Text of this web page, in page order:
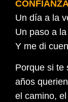
Un día a la
Un paso a
Y me di
Porque si te
años
el camino,